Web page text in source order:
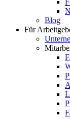
Blog
Für